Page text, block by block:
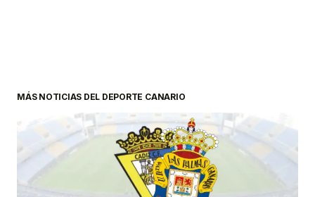
MÁS NOTICIAS DEL DEPORTE CANARIO